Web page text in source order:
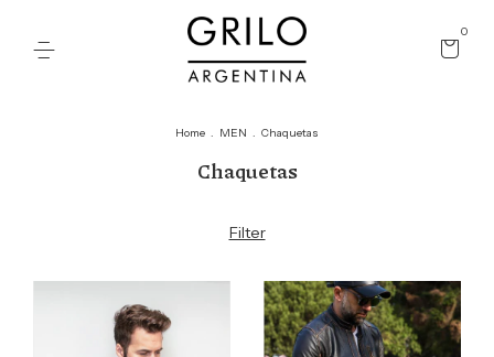
0
Home . MEN . Chaquetas
Chaquetas
Filter